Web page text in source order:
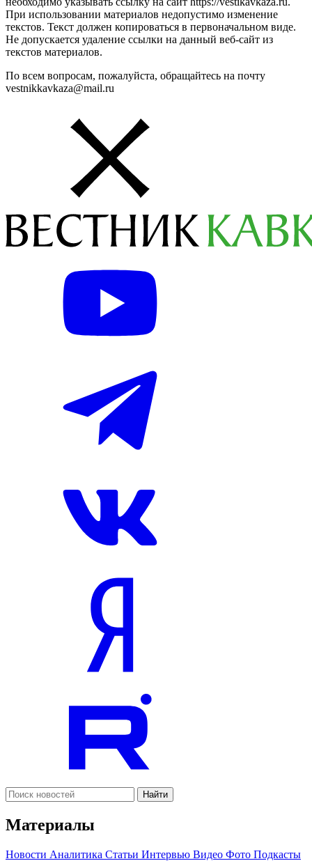
При использовании материалов недопустимо изменение
текстов. Текст должен копироваться в первоначальном виде.
Не допускается удаление ссылки на данный веб-сайт из
текстов материалов.
По всем вопросам, пожалуйста, обращайтесь на почту
vestnikkavkaza@mail.ru
Найти
Материалы
Новости Аналитика Статьи Интервью Видео Фото Подкасты